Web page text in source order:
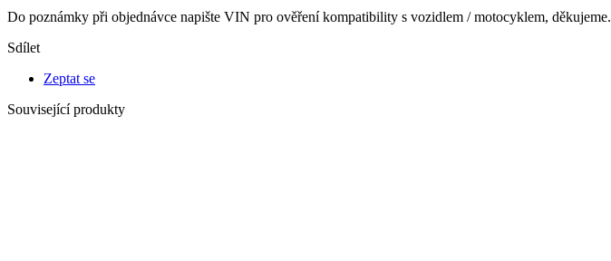
Do poznámky při objednávce napište VIN pro ověření kompatibility s vozidlem / motocyklem, děkujeme.
Sdílet
Zeptat se
Související produkty